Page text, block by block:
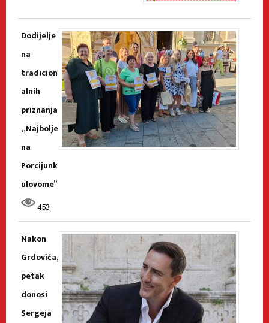
Dodijelje
na
tradicion
alnih
priznanja
„Najbolje
na
Porcijunk
ulovome”
453
Nakon
Grdovića,
petak
donosi
Sergeja